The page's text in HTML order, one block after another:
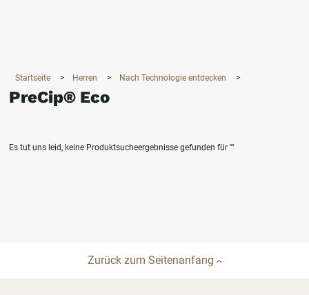
Startseite > Herren > Nach Technologie entdecken >
PreCip® Eco
Es tut uns leid, keine Produktsucheergebnisse gefunden für""
Zurück zum Seitenanfang